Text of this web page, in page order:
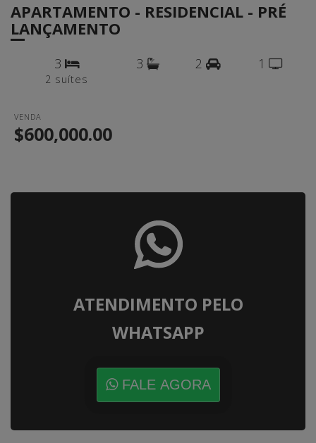
APARTAMENTO - RESIDENCIAL - PRÉ
LANÇAMENTO
3
2 suítes
3 2 1
VENDA
$600,000.00
ATENDIMENTO PELO
WHATSAPP
FALE AGORA